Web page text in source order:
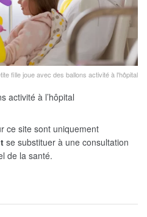
fille joue avec des ballons activité à l'hôpital
activité à l’hôpital
ce site sont uniquement
se substituer à une consultation
de la santé.